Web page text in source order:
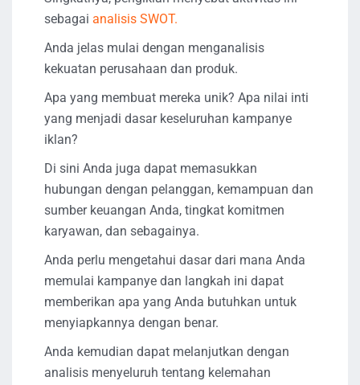
sebagai analisis SWOT.
Anda jelas mulai dengan menganalisis
kekuatan perusahaan dan produk.
Apa yang membuat mereka unik? Apa nilai inti
yang menjadi dasar keseluruhan kampanye
iklan?
Di sini Anda juga dapat memasukkan
hubungan dengan pelanggan, kemampuan dan
sumber keuangan Anda, tingkat komitmen
karyawan, dan sebagainya.
Anda perlu mengetahui dasar dari mana Anda
memulai kampanye dan langkah ini dapat
memberikan apa yang Anda butuhkan untuk
menyiapkannya dengan benar.
Anda kemudian dapat melanjutkan dengan
analisis menyeluruh tentang kelemahan